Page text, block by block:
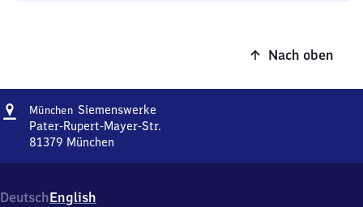
Nach oben
Adresse
München SiemenswerkeMünchen
Siemenswerke
Pater-Rupert-Mayer-Str.
81379 München
Pater-
DeutschEnglish